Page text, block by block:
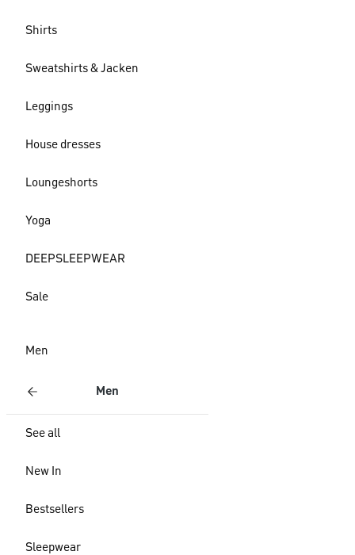
Shirts
Sweatshirts & Jacken
Leggings
House dresses
Loungeshorts
Yoga
DEEPSLEEPWEAR
Sale
Men
Men
See all
New In
Bestsellers
Sleepwear